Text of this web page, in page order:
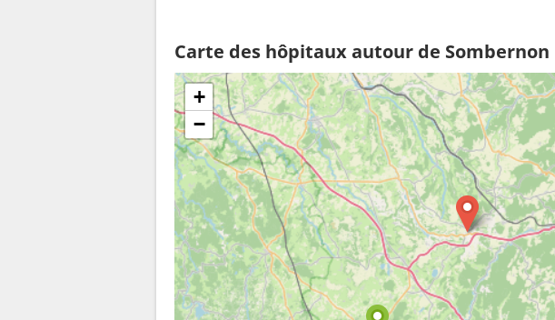
Carte des hôpitaux autour de Sombernon
+
−